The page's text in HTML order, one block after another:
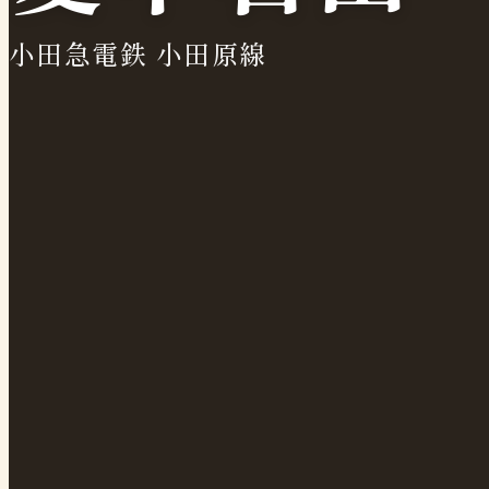
小田急電鉄 小田原線